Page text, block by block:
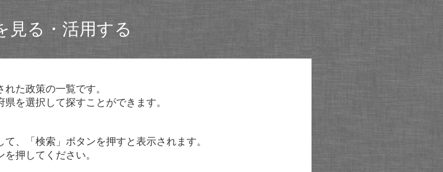
見る・活用する
た政策の一覧です。
を選択して探すことができます。
、「検索」ボタンを押すと表示されます。
押してください。